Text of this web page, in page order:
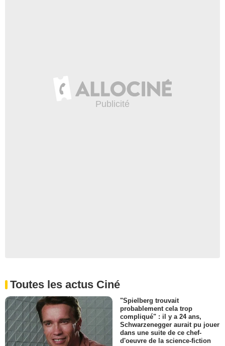
Toutes les actus Ciné
"Spielberg trouvait
probablement cela trop
compliqué" : il y a 24 ans,
Schwarzenegger aurait pu jouer
dans une suite de ce chef-
d'oeuvre de la science-fiction